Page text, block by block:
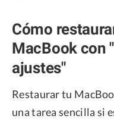
Cómo
MacBook con
ajustes"
Restaurar tu
una tarea sencilla si